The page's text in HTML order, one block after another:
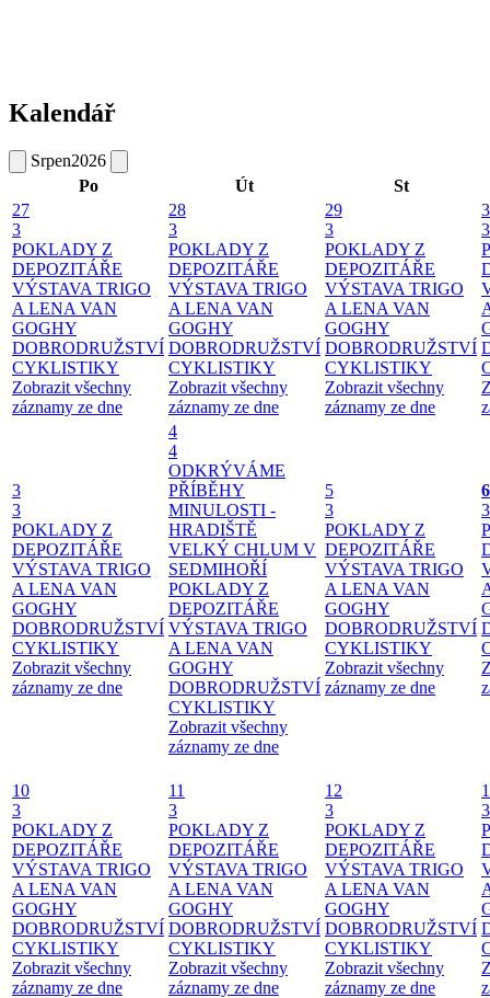
Kalendář
Srpen2026
Po
Út
St
27
3
POKLADY Z
DEPOZITÁŘE
VÝSTAVA TRIGO
A LENA VAN
GOGHY
DOBRODRUŽSTVÍ
CYKLISTIKY
Zobrazit všechny
záznamy ze dne
28
3
POKLADY Z
DEPOZITÁŘE
VÝSTAVA TRIGO
A LENA VAN
GOGHY
DOBRODRUŽSTVÍ
CYKLISTIKY
Zobrazit všechny
záznamy ze dne
29
3
POKLADY Z
DEPOZITÁŘE
VÝSTAVA TRIGO
A LENA VAN
GOGHY
DOBRODRUŽSTVÍ
CYKLISTIKY
Zobrazit všechny
záznamy ze dne
3
3
3
POKLADY Z
DEPOZITÁŘE
VÝSTAVA TRIGO
A LENA VAN
GOGHY
DOBRODRUŽSTVÍ
CYKLISTIKY
Zobrazit všechny
záznamy ze dne
4
4
ODKRÝVÁME
PŘÍBĚHY
MINULOSTI -
HRADIŠTĚ
VELKÝ CHLUM V
SEDMIHOŘÍ
POKLADY Z
DEPOZITÁŘE
VÝSTAVA TRIGO
A LENA VAN
GOGHY
DOBRODRUŽSTVÍ
CYKLISTIKY
Zobrazit všechny
záznamy ze dne
5
3
POKLADY Z
DEPOZITÁŘE
VÝSTAVA TRIGO
A LENA VAN
GOGHY
DOBRODRUŽSTVÍ
CYKLISTIKY
Zobrazit všechny
záznamy ze dne
6
3
10
3
POKLADY Z
DEPOZITÁŘE
VÝSTAVA TRIGO
A LENA VAN
GOGHY
DOBRODRUŽSTVÍ
CYKLISTIKY
Zobrazit všechny
záznamy ze dne
11
3
POKLADY Z
DEPOZITÁŘE
VÝSTAVA TRIGO
A LENA VAN
GOGHY
DOBRODRUŽSTVÍ
CYKLISTIKY
Zobrazit všechny
záznamy ze dne
12
3
POKLADY Z
DEPOZITÁŘE
VÝSTAVA TRIGO
A LENA VAN
GOGHY
DOBRODRUŽSTVÍ
CYKLISTIKY
Zobrazit všechny
záznamy ze dne
3